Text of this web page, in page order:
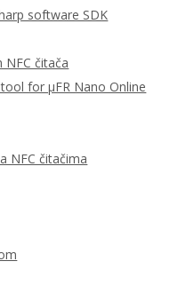
software SDK
NFC čitača
for μFR Nano Online
NFC čitačima